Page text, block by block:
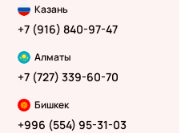
Казань
+7 (916) 840-97-47
Алматы
+7 (727) 339-60-70
Бишкек
+996 (554) 95-31-03